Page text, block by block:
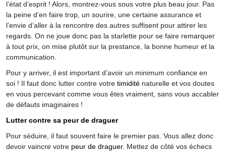
l’état d’esprit ! Alors, montrez-vous sous votre plus beau jour. Pas
la peine d’en faire trop, un sourire, une certaine assurance et
l’envie d’aller à la rencontre des autres suffisent pour attirer les
regards. On ne joue donc pas la starlette pour se faire remarquer
à tout prix, on mise plutôt sur la prestance, la bonne humeur et la
communication.
Pour y arriver, il est important d’avoir un minimum confiance en
soi ! Il faut donc lutter contre votre timidité naturelle et vos doutes
en vous percevant comme vous êtes vraiment, sans vous accabler
de défauts imaginaires !
Lutter contre sa peur de draguer
Pour séduire, il faut souvent faire le premier pas. Vous allez donc
devoir vaincre votre peur de draguer. Mettez de côté vos échecs